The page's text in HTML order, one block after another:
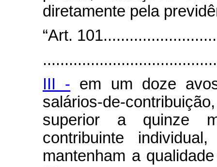
diretamente pela
“Art.
III - em um doze
salários-de-
superior a quinze
contribuinte
mantenham a